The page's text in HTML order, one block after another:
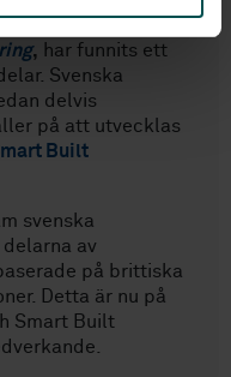
, har funnits ett
Svenska
delvis
på att utvecklas
Built
svenska
av
på brittiska
Detta är nu på
Smart Built